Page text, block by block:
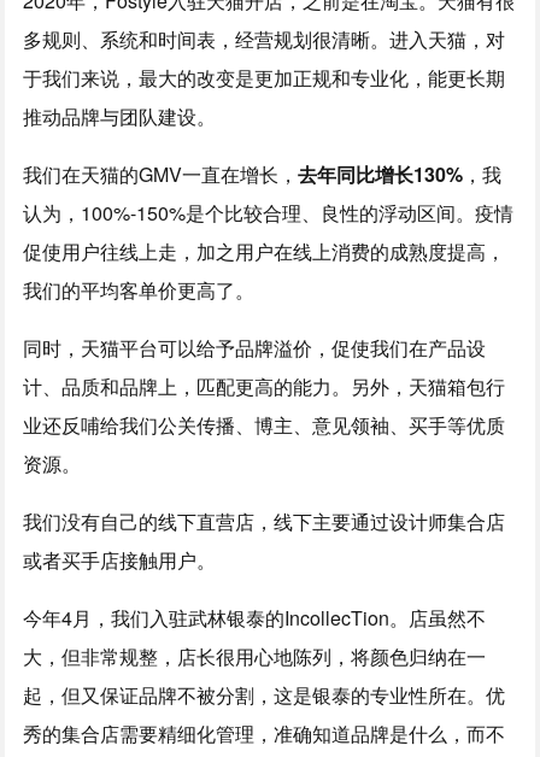
多规则、系统和时间表，经营规划很清晰。进入天猫，对
于我们来说，最大的改变是更加正规和专业化，能更长期
推动品牌与团队建设。
我们在天猫的GMV一直在增长，去年同比增长130% ，我
认为，100%-150%是个比较合理、良性的浮动区间。疫情
促使用户往线上走，加之用户在线上消费的成熟度提高，
我们的平均客单价更高了。
同时，天猫平台可以给予品牌溢价，促使我们在产品设
计、品质和品牌上，匹配更高的能力。另外，天猫箱包行
业还反哺给我们公关传播、博主、意见领袖、买手等优质
资源。
我们没有自己的线下直营店，线下主要通过设计师集合店
或者买手店接触用户。
今年4月，我们入驻武林银泰的IncollecTion。店虽然不
大，但非常规整，店长很用心地陈列，将颜色归纳在一
起，但又保证品牌不被分割，这是银泰的专业性所在。优
秀的集合店需要精细化管理，准确知道品牌是什么，而不